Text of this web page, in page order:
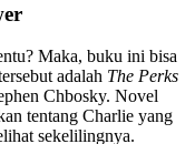
Maka, buku ini bisa
adalah The Perks
Chbosky. Novel
tentang Charlie yang
sekelilingnya.